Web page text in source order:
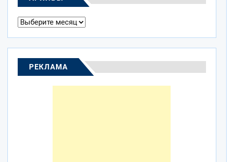
Архивы
РЕКЛАМА